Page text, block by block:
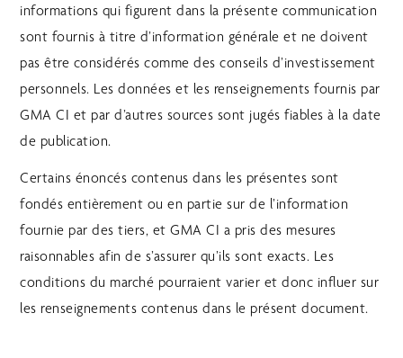
informations qui figurent dans la présente communication
sont fournis à titre d’information générale et ne doivent
pas être considérés comme des conseils d’investissement
personnels. Les données et les renseignements fournis par
GMA CI et par d’autres sources sont jugés fiables à la date
de publication.
Certains énoncés contenus dans les présentes sont
fondés entièrement ou en partie sur de l’information
fournie par des tiers, et GMA CI a pris des mesures
raisonnables afin de s’assurer qu’ils sont exacts. Les
conditions du marché pourraient varier et donc influer sur
les renseignements contenus dans le présent document.